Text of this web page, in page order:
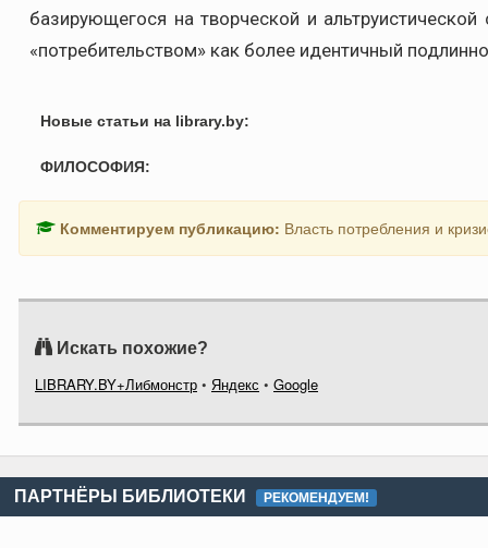
базирующегося на творческой и
«потребительством» как более идентичный
Новые статьи на library.by:
ФИЛОСОФИЯ:
Комментируем публикацию: Власть потребления и
Искать похожие?
LIBRARY.BY+Либмонстр • Яндекс • Google
ПАРТНЁРЫ БИБЛИОТЕКИ РЕКОМЕНДУЕМ!